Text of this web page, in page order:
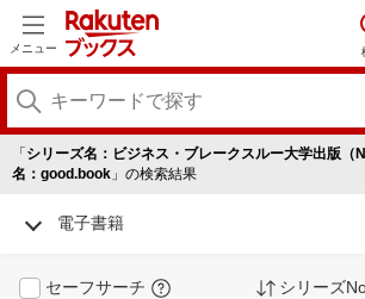
メニュー
「 シリーズ名：ビジネス・ブレークスルー大学出版
名：good.book 」の検索結果
電子書籍
セーフサーチ シリーズ